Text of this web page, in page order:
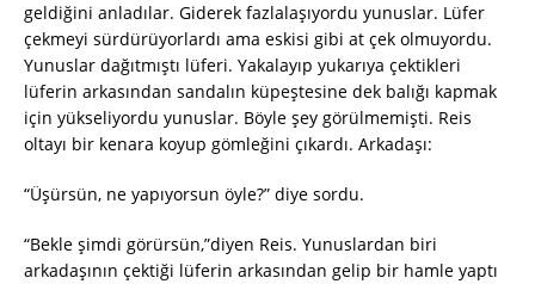
geldiğini anladılar. Giderek fazlalaşıyordu yunuslar. Lüfer
çekmeyi sürdürüyorlardı ama eskisi gibi at çek olmuyordu.
Yunuslar dağıtmıştı lüferi. Yakalayıp yukarıya çektikleri
lüferin arkasından sandalın küpeştesine dek balığı kapmak
için yükseliyordu yunuslar. Böyle şey görülmemişti. Reis
oltayı bir kenara koyup gömleğini çıkardı. Arkadaşı:
“Üşürsün, ne yapıyorsun öyle?” diye sordu.
“Bekle şimdi görürsün,”diyen Reis. Yunuslardan biri
arkadaşının çektiği lüferin arkasından gelip bir hamle yaptı